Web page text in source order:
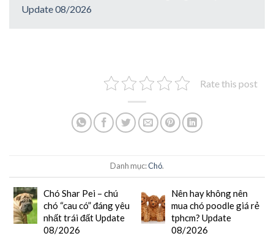
Update 08/2026
Rate this post
Danh mục:Chó.
Chó Shar Pei – chú
chó “cau có” đáng yêu
nhất trái đất Update
08/2026
Nên hay không nên
mua chó poodle giá rẻ
tphcm? Update
08/2026